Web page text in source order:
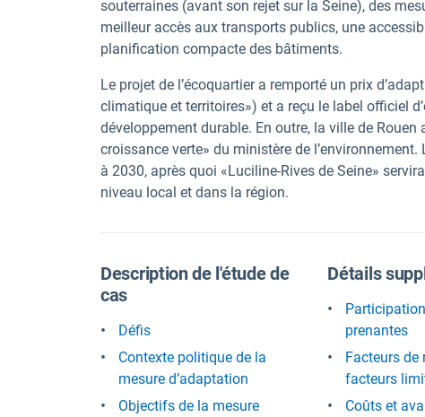
souterraines (avant son rejet sur la Seine), des
meilleur accès aux transports publics, une
planification compacte des bâtiments.
Le projet de l’écoquartier a remporté un prix
climatique et territoires») et a reçu le label officiel
développement durable. En outre, la ville de
croissance verte» du ministère de
à 2030, après quoi «Luciline-Rives de Seine»
niveau local et dans la région.
Description de l'étude de
cas
Défis
Contexte politique de la
mesure d’adaptation
Objectifs de la mesure
Détails
prenantes
Facteurs de
facteurs
Coûts et